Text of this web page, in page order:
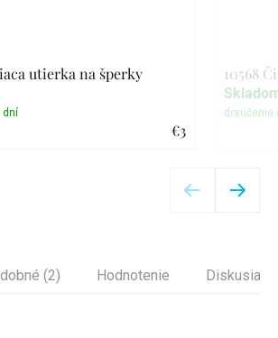
utierka na šperky
€3
10568
(2) Hodnotenie Diskusia